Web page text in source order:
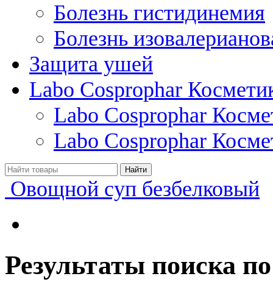
Болезнь гистидинемия
Болезнь
Защита ушей
Labo Cosprophar
Labo Cosprophar
Labo Cosprophar
Овощной суп безбелковый
Результаты поиска